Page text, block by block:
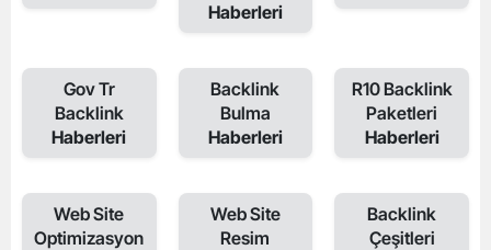
Haberleri
Gov Tr
Backlink
Haberleri
Backlink
Bulma
Haberleri
R10 Backlink
Paketleri
Haberleri
Web Site
Optimizasyon
Web Site
Resim
Backlink
Çeşitleri